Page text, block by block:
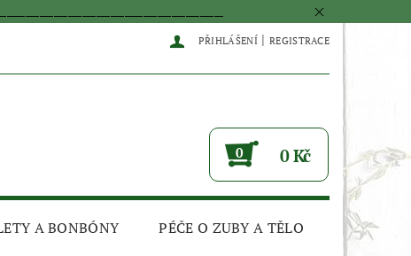
PŘIHLÁŠENÍ | REGISTRACE
0 0 Kč
A BONBÓNY PÉČE O ZUBY A TĚLO